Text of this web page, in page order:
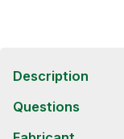
Description
Questions